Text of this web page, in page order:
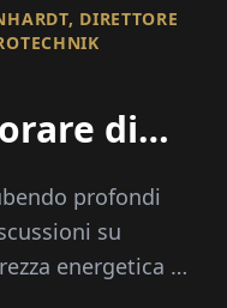
DIRETTORE
di
profondi
su
energetica e